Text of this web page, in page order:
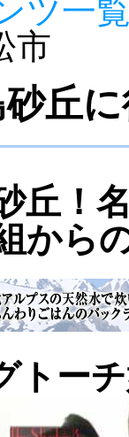
ツ一
市
丘
丘！
から
トー